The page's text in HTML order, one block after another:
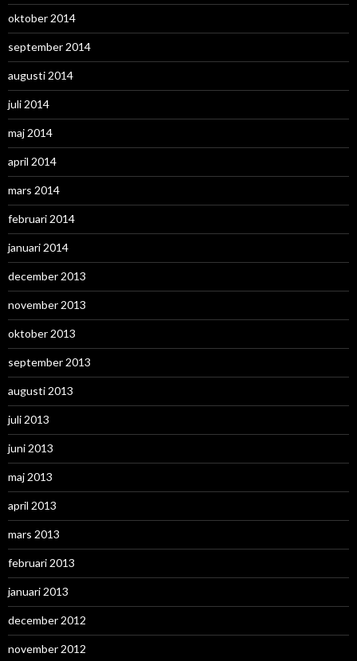
oktober 2014
september 2014
augusti 2014
juli 2014
maj 2014
april 2014
mars 2014
februari 2014
januari 2014
december 2013
november 2013
oktober 2013
september 2013
augusti 2013
juli 2013
juni 2013
maj 2013
april 2013
mars 2013
februari 2013
januari 2013
december 2012
november 2012